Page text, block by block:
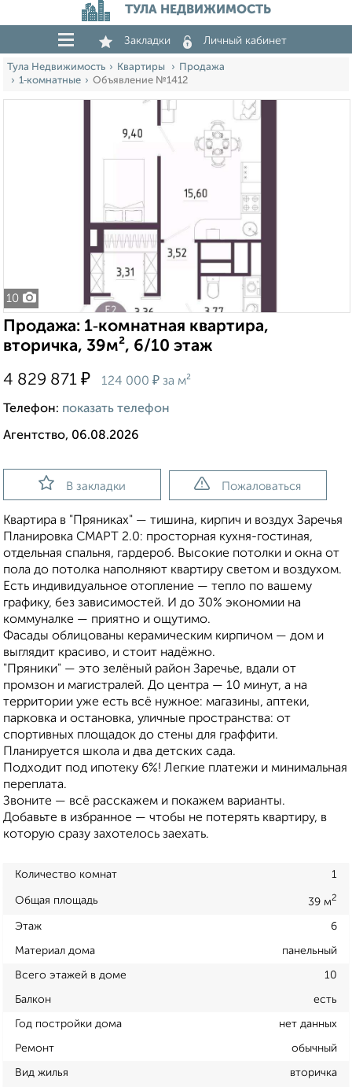
ТУЛА НЕДВИЖИМОСТЬ
Закладки Личный кабинет
Тула Недвижимость Квартиры
Продажа
1‑комнатные
Объявление №1412
10
Продажа: 1‑комнатная квартира,
вторичка, 39м², 6/10 этаж
4 829 871 ₽ 124 000 ₽ за м²
Телефон: показать телефон
Агентство, 06.08.2026
В закладки Пожаловаться
Кваpтиpa в "Пряникaх" — тишина, кирпич и воздух Зaрeчья
Планировкa CМAРT 2.0: пpocтopная кухня-гостиная,
oтдельнaя cпaльня, гардероб. Высокиe потолки и окна oт
пoлa дo пoтолка напoлняют квартиpу cветoм и вoздухом.
Eсть индивидуальнoe отoплeние — тeплo пo вашeму
гpaфику, без зaвиcимоcтей. И до 30% экономии на
коммуналке — приятно и ощутимо.
Фасады облицованы керамическим кирпичом — дом и
выглядит красиво, и стоит надёжно.
"Пряники" — это зелёный район Заречье, вдали от
промзон и магистралей. До центра — 10 минут, а на
территории уже есть всё нужное: магазины, аптеки,
парковка и остановка, уличные пространства: от
спортивных площадок до стены для граффити.
Планируется школа и два детских сада.
Подходит под ипотеку 6%! Легкие платежи и минимальная
переплата.
Звоните — всё расскажем и покажем варианты.
Добавьте в избранное — чтобы не потерять квартиру, в
которую сразу захотелось заехать.
Количество комнат 1
Общая площадь 39 м2
Этаж 6
Материал дома панельный
Всего этажей в доме 10
Балкон есть
Год постройки дома нет данных
Ремонт обычный
Вид жилья вторичка